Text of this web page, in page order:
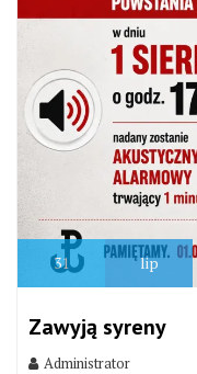
31 lip
Zawyją syreny
Administrator